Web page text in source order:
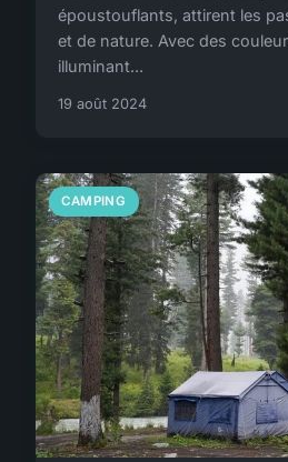
époustouflants, attirent les
et de nature. Avec des
illuminant...
19 août 2024
CAMPING